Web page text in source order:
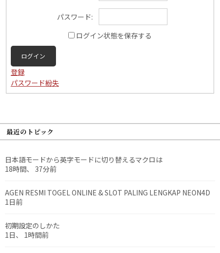
パスワード:
ログイン状態を保存する
ログイン
登録
パスワード紛失
最近のトピック
日本語モードから英字モードに切り替えるマクロは
18時間、 37分前
AGEN RESMI TOGEL ONLINE & SLOT PALING LENGKAP NEON4D
1日前
初期設定のしかた
1日、 1時間前